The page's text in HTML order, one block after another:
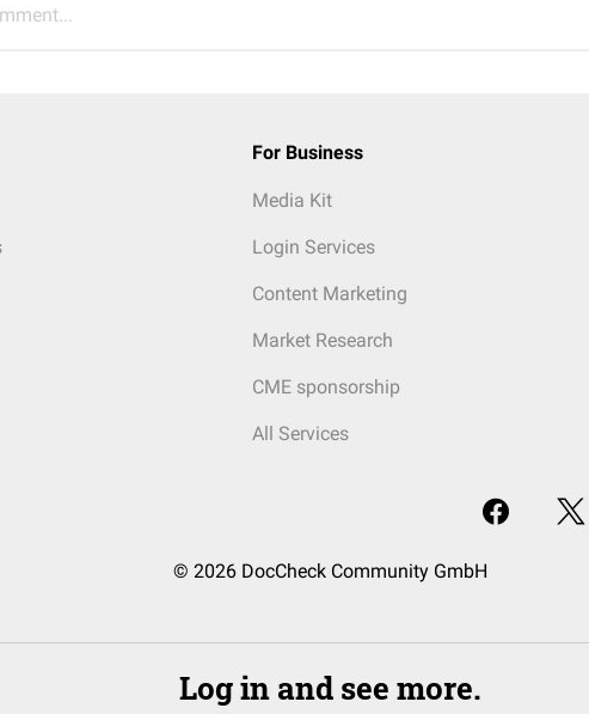
For Business
Media Kit
Login Services
Content Marketing
Market Research
CME sponsorship
All Services
© 2026 DocCheck Community GmbH
Log in and see more.